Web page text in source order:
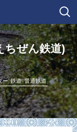
ちぜん鉄道)
ー 鉄道 普通鉄道